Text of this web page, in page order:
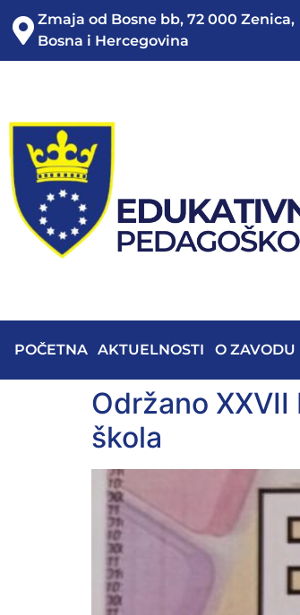
Zmaja od Bosne bb, 72 000 Zenica,
Bosna i Hercegovina
POČETNA AKTUELNOSTI O ZAVODU
Održano
škola